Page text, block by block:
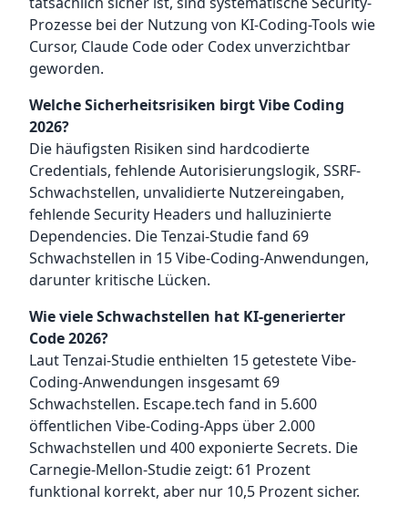
Prozesse bei der Nutzung von KI-Coding-Tools wie
Cursor, Claude Code oder Codex unverzichtbar
geworden.
Welche Sicherheitsrisiken birgt Vibe Coding
2026?
Die häufigsten Risiken sind hardcodierte
Credentials, fehlende Autorisierungslogik, SSRF-
Schwachstellen, unvalidierte Nutzereingaben,
fehlende Security Headers und halluzinierte
Dependencies. Die Tenzai-Studie fand 69
Schwachstellen in 15 Vibe-Coding-Anwendungen,
darunter kritische Lücken.
Wie viele Schwachstellen hat KI-generierter
Code 2026?
Laut Tenzai-Studie enthielten 15 getestete Vibe-
Coding-Anwendungen insgesamt 69
Schwachstellen. Escape.tech fand in 5.600
öffentlichen Vibe-Coding-Apps über 2.000
Schwachstellen und 400 exponierte Secrets. Die
Carnegie-Mellon-Studie zeigt: 61 Prozent
funktional korrekt, aber nur 10,5 Prozent sicher.